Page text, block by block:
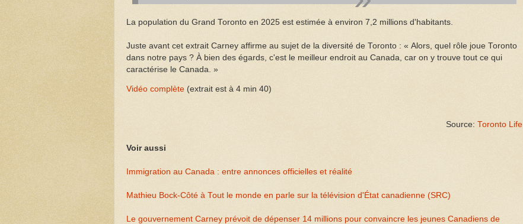
La population du Grand Toronto en 2025 est estimée à environ 7,2 millions d'habitants.
Juste avant cet extrait Carney affirme au sujet de la diversité de Toronto : « Alors, quel rôle joue Toronto
dans notre pays ? À bien des égards, c'est le meilleur endroit au Canada, car on y trouve tout ce qui
caractérise le Canada. »
Vidéo complète (extrait est à 4 min 40)
Source: Toronto Life
Voir aussi
Immigration au Canada : entre annonces officielles et réalité
Mathieu Bock-Côté à Tout le monde en parle sur la télévision d'État canadienne (SRC)
Le gouvernement Carney prévoit de dépenser 14 millions pour convaincre les jeunes Canadiens de